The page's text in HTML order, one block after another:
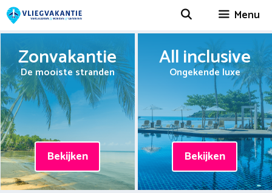
Spring
naar
Menu
Zonvakantie
De mooiste stranden
Bekijken
All inclusive
Ongekende luxe
Bekijken